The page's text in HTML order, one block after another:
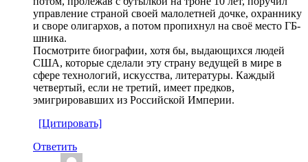
управление страной своей малолетней дочке, охраннику
и своре олигархов, а потом пропихнул на своё место ГБ-
шника.
Посмотрите биографии, хотя бы, выдающихся людей
США, которые сделали эту страну ведущей в мире в
сфере технологий, искусства, литературы. Каждый
четвертый, если не третий, имеет предков,
эмигрировавших из Российской Империи.
[Цитировать]
Ответить